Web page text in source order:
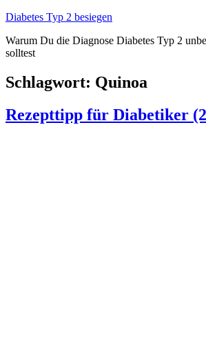
Zum
springen
Diabetes Typ 2 besiegen
Warum Du die Diagnose Diabetes Typ 2
solltest
Schlagwort: Quinoa
Rezepttipp für Diabetiker